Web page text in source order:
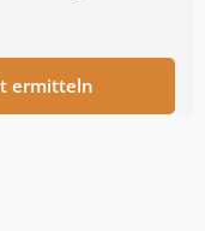
ermitteln